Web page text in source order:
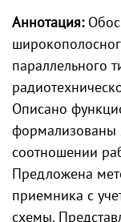
Аннотация:
параллельного
Описано
формализованы
соотношении
Предложена
приемника с
схемы.